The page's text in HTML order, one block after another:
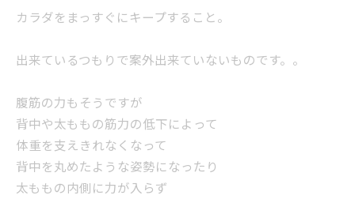
カラダをまっすぐにキープすること。
出来ているつもりで案外出来ていないものです。。
腹筋の力もそうですが
背中や太ももの筋力の低下によって
体重を支えきれなくなって
背中を丸めたような姿勢になったり
太ももの内側に力が入らず